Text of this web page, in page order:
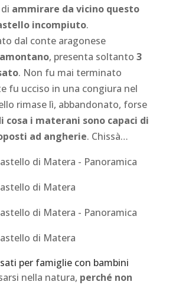
ammirare da vicino questo
incompiuto.
dal conte aragonese
, presenta soltanto 3
. Non fu mai terminato
fu ucciso in una congiura nel
rimase lì, abbandonato, forse
cosa i materani sono capaci di
ad angherie. Chissà…
per famiglie con bambini
nella natura, perché non